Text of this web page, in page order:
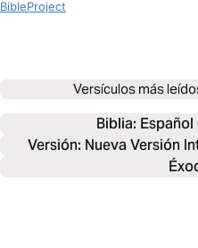
BibleProject
Versículos más
Biblia: Español
Versión: Nueva Versión